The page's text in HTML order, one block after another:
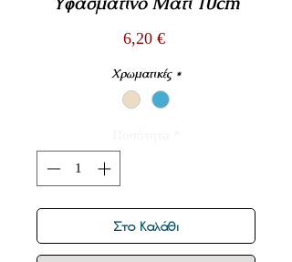
6,20 €Τιμή
Χρωματικές *
Στο Καλάθι